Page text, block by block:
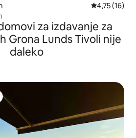
Prosečna
4,75 (16)
za izdavanje za
Grona Lunds Tivoli nije
daleko
omiljenim